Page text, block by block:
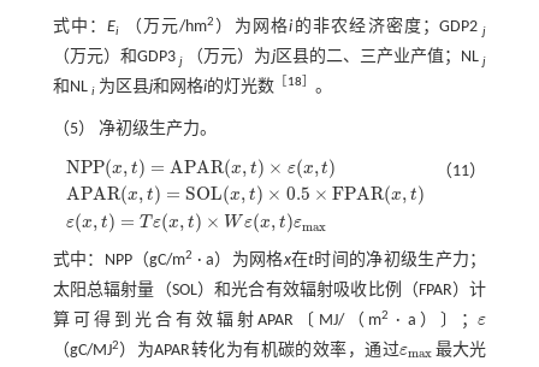
式中：Ei （万元/hm2 ）为网格i 的非农经济密度；GDP2j
（万元）和GDP3j （万元）为j区县的二、三产业产值；NLj
和NL i为区县j和网格i的灯光数［ 18 。
（5） 净初级生产力。
NPP(x, t) = APAR(x, t) × ε(x,t)
APAR(x, t) = SOL(x, t) × 0.5 × FPAR(x, t)
ε(x, t) = Tε(x, t) × W ε(x, t)εmax
NPP(x,t)=AP AR (x, t)×ε(x,t)APAR(x ,t)=S OL (x ,t)×0.5×FPAR
（11）
式中：NPP（gC/m2 · a）为网格x在t时间的净初级生产力；
太阳总辐射量（SOL）和光合有效辐射吸收比例（FPAR）计
算可得到光合有效辐射APAR〔MJ/（m2 · a）〕；ε
ε
（gC/MJ2）为APAR转化为有机碳的效率，通过εmax
εmax 最大光